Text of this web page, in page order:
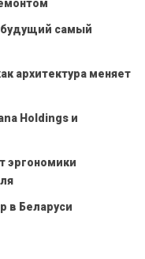
будущий самый
архитектура меняет
Holdings и
эргономики
в Беларуси